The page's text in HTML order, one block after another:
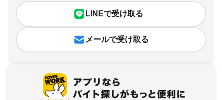
LINEで受け取る
メールで受け取る